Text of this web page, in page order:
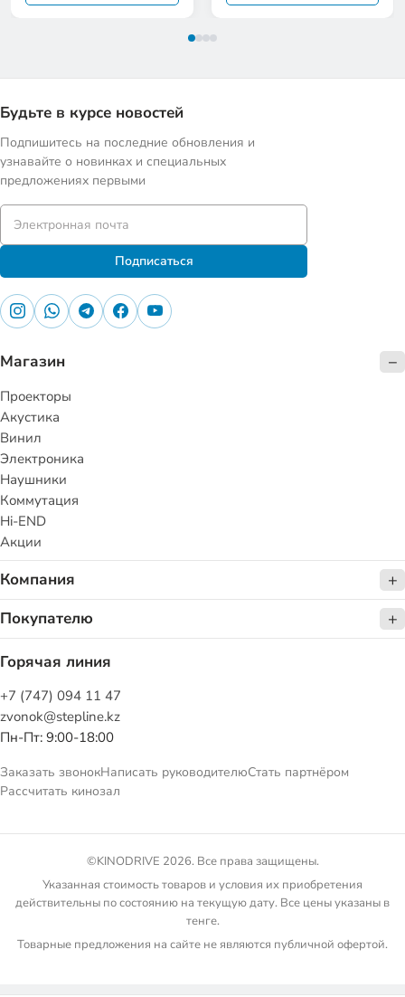
Будьте в курсе новостей
Подпишитесь на последние обновления и
узнавайте о новинках и специальных
предложениях первыми
Подписаться
Магазин
Проекторы
Акустика
Винил
Электроника
Наушники
Коммутация
Hi-END
Акции
Компания
Покупателю
Горячая линия
+7 (747) 094 11 47
zvonok@stepline.kz
Пн-Пт: 9:00-18:00
Заказать звонокНаписать руководителюСтать партнёром
Рассчитать кинозал
©KINODRIVE 2026. Все права защищены.
Указанная стоимость товаров и условия их приобретения
действительны по состоянию на текущую дату. Все цены указаны в
тенге.
Товарные предложения на сайте не являются публичной офертой.